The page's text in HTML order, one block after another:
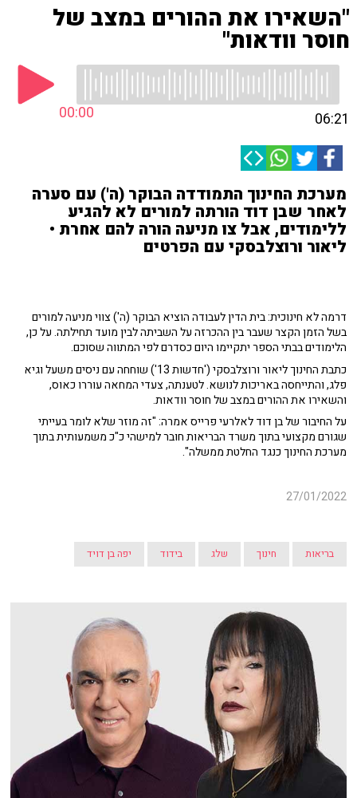
"השאירו את ההורים במצב של
חוסר וודאות"
00:00 06:21
מערכת החינוך התמודדה הבוקר (ה') עם סערה
לאחר שבן דוד הורתה למורים לא להגיע
ללימודים, אבל צו מניעה הורה להם אחרת •
ליאור ורוצלבסקי עם הפרטים
דרמה לא חינוכית: בית הדין לעבודה הוציא הבוקר (ה') צווי מניעה למורים
בשל הזמן הקצר שעבר בין ההכרזה על השביתה לבין מועד תחילתה. על כן,
הלימודים בבתי הספר יתקיימו היום כסדרם לפי המתווה שסוכם.
כתבת החינוך ליאור ורוצלבסקי ('חדשות 13') שוחחה עם ניסים משעל וגיא
פלג, והתייחסה באריכות לנושא. לטענתה, צעדי המחאה עוררו כאוס,
והשאירו את ההורים במצב של חוסר וודאות.
על החיבור של בן דוד לאלרעי פרייס אמרה: "זה מוזר שלא לומר בעייתי
שגורם מקצועי בתוך משרד הבריאות חובר למישהי כ"כ משמעותית בתוך
מערכת החינוך כנגד החלטת ממשלה".
27/01/2022
בריאות חינוך שלג בידוד יפה בן דויד